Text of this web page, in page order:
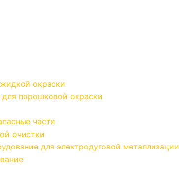
окраски
для порошковой окраски
части
очистки
для электродуговой металлизации